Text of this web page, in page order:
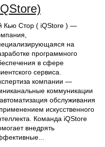
Кью Стор ( iQStore ) —
на
программного
в сфере
сервиса.
компании —
коммуникации
обслуживания
искусственного
Команда iQStore
внедрять